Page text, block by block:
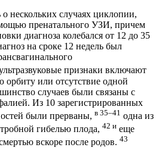
нескольких случаях циклопии,
пренатального УЗИ, причем
диагноза колебался от 12 до 35
на сроке 12 недель был
признаки включают
или отсутствие одной
случаев были связаны с
Из 10 зарегистрированных
были прерваны, в 35–41 одна из
гибелью плода, 42 и еще
вскоре после родов. 43